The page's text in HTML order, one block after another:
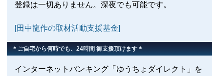
登録は一切ありません。深夜でも可能です。
[田中龍作の取材活動支援基金]
＊ご自宅から何時でも、24時間 御支援頂けます＊
インターネットバンキング「ゆうちょダイレクト」を